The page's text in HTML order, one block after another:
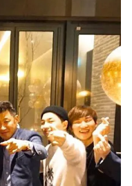
Nam
tử số 483/GP-BTTTT
Phạm Quốc Thắng,
355 932